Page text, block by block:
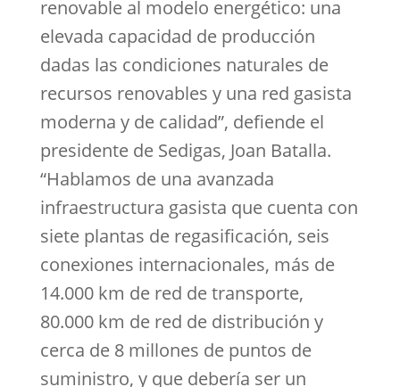
renovable al modelo energético: una
elevada capacidad de producción
dadas las condiciones naturales de
recursos renovables y una red gasista
moderna y de calidad”, defiende el
presidente de Sedigas, Joan Batalla.
“Hablamos de una avanzada
infraestructura gasista que cuenta con
siete plantas de regasificación, seis
conexiones internacionales, más de
14.000 km de red de transporte,
80.000 km de red de distribución y
cerca de 8 millones de puntos de
suministro, y que debería ser un